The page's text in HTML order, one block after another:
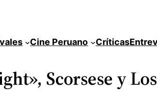
Cine Peruano Críticas
Scorsese y